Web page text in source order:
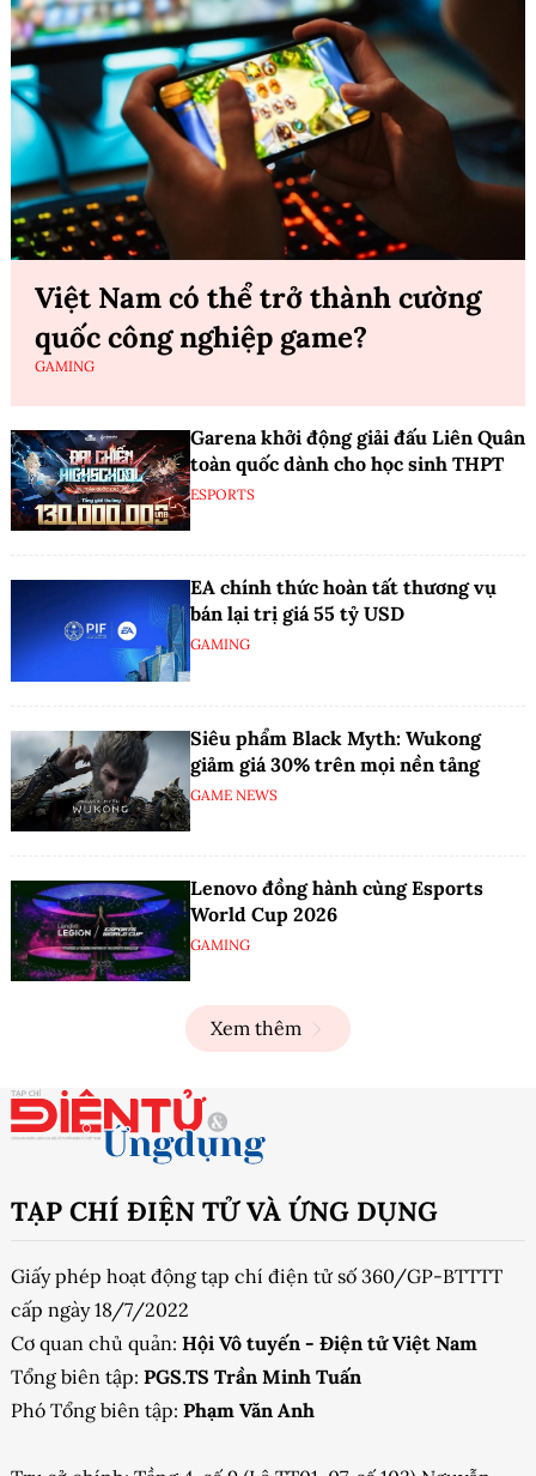
Việt Nam có thể trở thành cường
quốc công nghiệp game?
GAMING
Garena khởi động giải đấu Liên Quân
toàn quốc dành cho học sinh THPT
ESPORTS
EA chính thức hoàn tất thương vụ
bán lại trị giá 55 tỷ USD
GAMING
Siêu phẩm Black Myth: Wukong
giảm giá 30% trên mọi nền tảng
GAME NEWS
Lenovo đồng hành cùng Esports
World Cup 2026
GAMING
Xem thêm
TẠP CHÍ ĐIỆN TỬ VÀ ỨNG DỤNG
Giấy phép hoạt động tạp chí điện tử số 360/GP-BTTTT
cấp ngày 18/7/2022
Cơ quan chủ quản: Hội Vô tuyến - Điện tử Việt Nam
Tổng biên tập: PGS.TS Trần Minh Tuấn
Phó Tổng biên tập: Phạm Văn Anh